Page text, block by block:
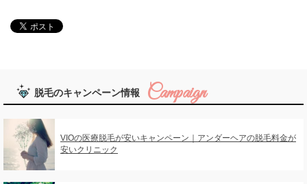
脱毛のキャンペーン情報
VIOの医療脱毛が安いキャンペーン｜アンダーヘアの脱毛料金が
安いクリニック